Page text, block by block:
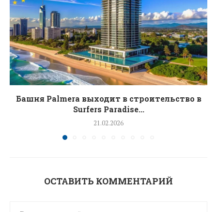
Башня Palmera выходит в строительство в
Surfers Paradise...
21.02.2026
ОСТАВИТЬ КОММЕНТАРИЙ